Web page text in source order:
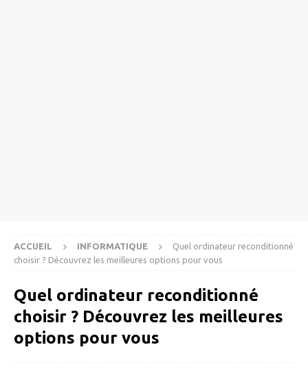
ACCUEIL INFORMATIQUE
Quel ordinateur reconditionné
choisir ? Découvrez les meilleures options pour vous
Quel ordinateur reconditionné
choisir ? Découvrez les meilleures
options pour vous